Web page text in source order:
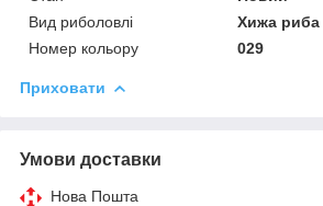
Вид риболовлі
Хижа риба
Номер кольору
029
Приховати
Умови доставки
Нова Пошта